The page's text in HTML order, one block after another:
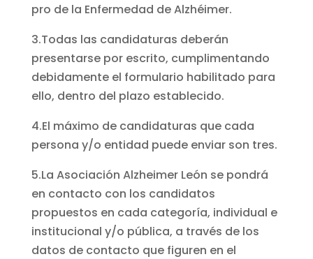
pro de la Enfermedad de Alzhéimer.
3.Todas las candidaturas deberán
presentarse por escrito, cumplimentando
debidamente el formulario habilitado para
ello, dentro del plazo establecido.
4.El máximo de candidaturas que cada
persona y/o entidad puede enviar son tres.
5.La Asociación Alzheimer León se pondrá
en contacto con los candidatos
propuestos en cada categoría, individual e
institucional y/o pública, a través de los
datos de contacto que figuren en el